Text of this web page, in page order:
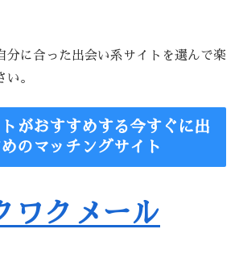
分に合った出会い系サイトを選んで楽
い。
がおすすめする今すぐに出
のマッチングサイト
ワクメール